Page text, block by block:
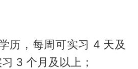
历，每周可实习 4 天及
3 个月及以上；